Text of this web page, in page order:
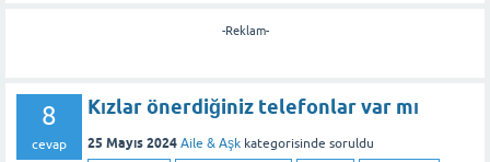
-Reklam-
8
cevap
Kızlar önerdiğiniz telefonlar var mı
25 Mayıs 2024 Aile & Aşk kategorisinde soruldu